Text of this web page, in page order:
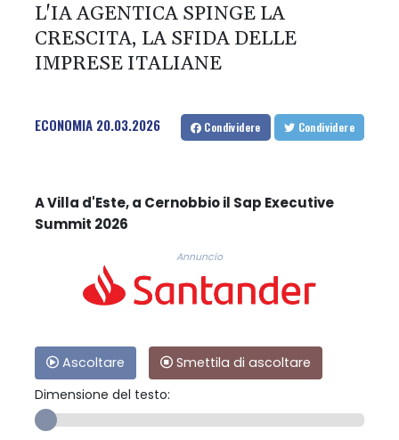
L'IA AGENTICA SPINGE LA
CRESCITA, LA SFIDA DELLE
IMPRESE ITALIANE
ECONOMIA 20.03.2026 Condividere Condividere
A Villa d'Este, a Cernobbio il Sap Executive
Summit 2026
Annuncio
Ascoltare
Smettila di ascoltare
Dimensione del testo: